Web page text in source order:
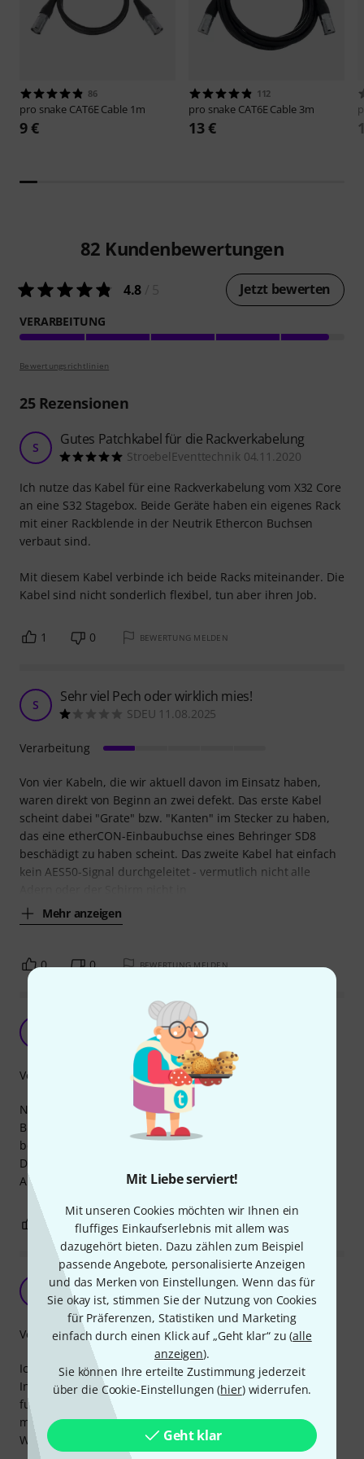
Mit Liebe serviert!
Mit unseren Cookies möchten wir Ihnen ein
fluffiges Einkaufserlebnis mit allem was
dazugehört bieten. Dazu zählen zum Beispiel
passende Angebote, personalisierte Anzeigen
und das Merken von Einstellungen. Wenn das für
Sie okay ist, stimmen Sie der Nutzung von Cookies
für Präferenzen, Statistiken und Marketing
einfach durch einen Klick auf „Geht klar“ zu (alle
anzeigen).
Sie können Ihre erteilte Zustimmung jederzeit
über die Cookie-Einstellungen (hier) widerrufen.
Geht klar
86
pro snake CAT6E Cable 1m
9 €
112
pro snake CAT6E Cable 3m
13 €
82 Kundenbewertungen
4.8 Jetzt bewerten
VERARBEITUNG
Bewertungsrichtlinien
25Rezensionen
S Gutes Patchkabel für die Rackverkabelung
StroebelEventtechnik 04.11.2020
Ich nutze das Kabel für eine Rackverkabelung vom X32 Core
an eine S32 Stagebox. Beide Geräte haben ein eigenes Rack
mit einer Rackblende in der Neutrik Ethercon Buchsen
verbaut sind.
Mit diesem Kabel verbinde ich beide Racks miteinander. Die
Kabel sind nicht sonderlich flexibel, tun aber ihren Job.
1 0 BEWERTUNG MELDEN
S Sehr viel Pech oder wirklich mies!
SDEU 11.08.2025
Von vier Kabeln, die wir aktuell davon im Einsatz haben,
waren direkt von Beginn an zwei defekt. Das erste Kabel
scheint dabei "Grate" bzw. "Kanten" im Stecker zu haben,
das eine etherCON-Einbaubuchse eines Behringer SD8
beschädigt zu haben scheint. Das zweite Kabel hat einfach
kein AES50-Signal durchgeleitet - vermutlich nicht alle
Mehr anzeigen
Verarbeitung
0 0 BEWERTUNG MELDEN
gutes und robustes Kabel
davidldld 03.01.2022
Nutze es zusammen mit den cat snakes, um an einer 12x
Blende eines Endstufenracks 8XLR Anschlüsse mehr zu
besitzen.
Das Kabel ist sehr robust und macht keinerlei Probleme.
Auch für Daten oder Digitale Stagebox gut verwendbar.
Verarbeitung
0 0 BEWERTUNG MELDEN
Für den Preis - was will man mehr
Dominik404 07.09.2022
Ich nutze die Kabel für die interne Verkabelung von
Innenracks (Netzwerk, NPU, PU). Für diesen Zweck
funktionieren sie super. Stabil verarbeitet, keine Probleme
mit der Bandbreite. Gut geschirmt.
Werte auf jeden Fall noch weitere Kaufen
Verarbeitung